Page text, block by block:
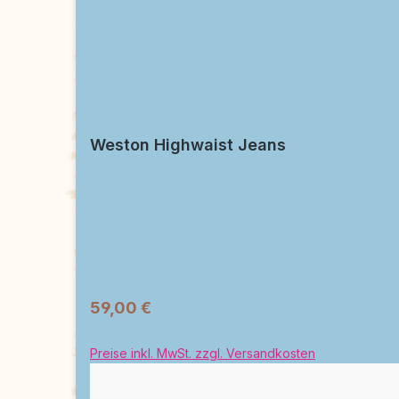
Weston Highwaist Jeans
59,00 €
Preise inkl. MwSt. zzgl. Versandkosten